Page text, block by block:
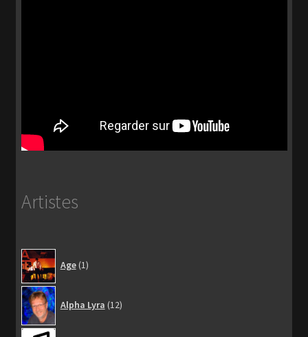
Artistes
Age 1produit
Alpha Lyra 12produits